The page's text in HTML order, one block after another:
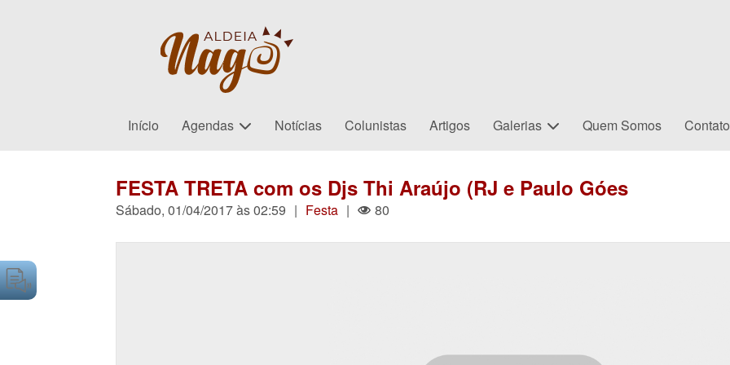
Início Agendas Notícias Colunistas Artigos Galerias Quem Somos Contato
FESTA TRETA com os Djs Thi Araújo (RJ e Paulo Góes
Sábado, 01/04/2017 às 02:59 | Festa | 80